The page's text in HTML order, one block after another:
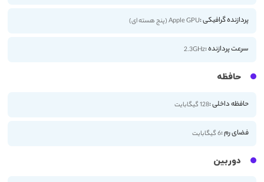
پردازنده گرافیکی :Apple GPU (پنج هسته ای)
سرعت پردازنده :2.3GHz
حافظه
حافظه داخلی :128 گیگابایت
فضای رم :6 گیگابایت
دوربین